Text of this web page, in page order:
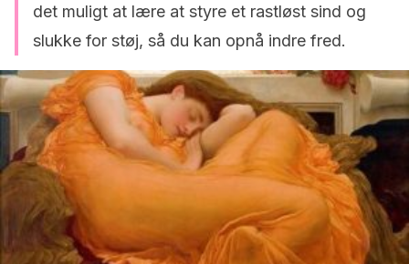
det muligt at lære at styre et rastløst sind og
slukke for støj, så du kan opnå indre fred.